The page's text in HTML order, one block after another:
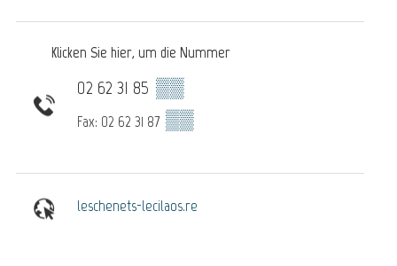
Klicken Sie hier, um die Nummer
02 62 31 85 ▒▒
Fax: 02 62 31 87 ▒▒
leschenets-lecilaos.re